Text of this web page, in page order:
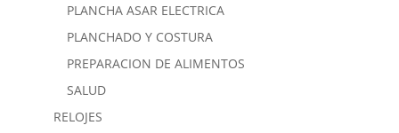
PLANCHA ASAR ELECTRICA
PLANCHADO Y COSTURA
PREPARACION DE ALIMENTOS
SALUD
RELOJES